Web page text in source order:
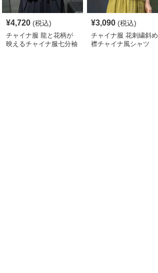
¥4,720 (税込)
チャイナ服 龍と花柄が
映えるチャイナ服七分袖
¥3,090 (税込)
チャイナ服 花刺繍斜め
襟チャイナ風シャツ